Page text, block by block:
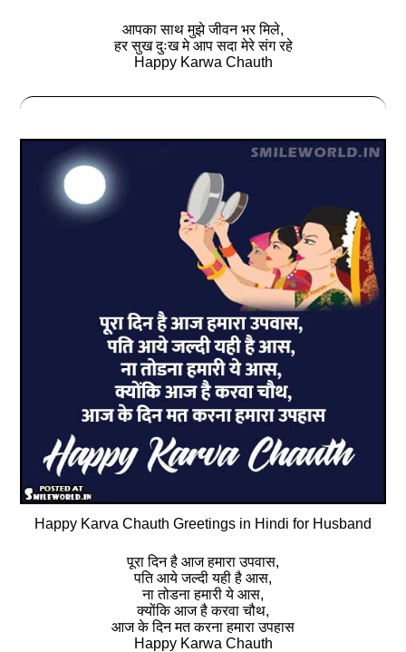
आपका साथ मुझे जीवन भर मिले,
हर सुख दुःख मे आप सदा मेरे संग रहे
Happy Karwa Chauth
Happy Karva Chauth Greetings in Hindi for Husband
पूरा दिन है आज हमारा उपवास,
पति आये जल्दी यही है आस,
ना तोडना हमारी ये आस,
क्योंकि आज है करवा चौथ,
आज के दिन मत करना हमारा उपहास
Happy Karwa Chauth